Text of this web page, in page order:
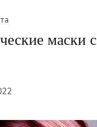
маски с